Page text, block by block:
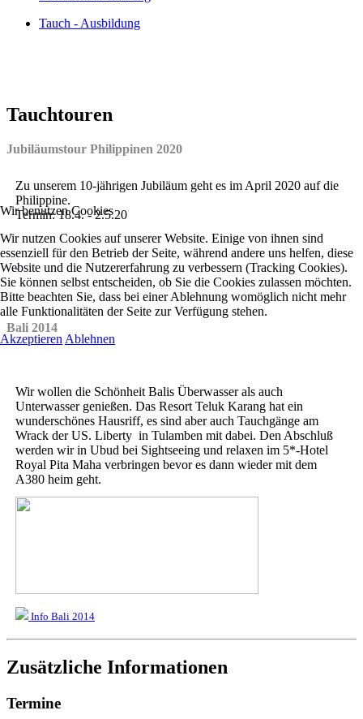
Tauch - Ausbildung
Tauchtouren
Jubiläumstour Philippinen 2020
Zu unserem 10-jährigen Jubiläum geht es im April 2020 auf die
Philippine.
Termin: 18.4. - 2.5.20
Bali 2014
Wir wollen die Schönheit Balis Überwasser als auch
Unterwasser genießen. Das Resort Teluk Karang hat ein
wunderschönes Hausriff, es sind aber auch Tauchgänge am
Wrack der US. Liberty in Tulamben mit dabei. Den Abschluß
werden wir in Ubud bei Sightseeing und relaxen im 5*-Hotel
Royal Pita Maha verbringen bevor es dann wieder mit dem
A380 heim geht.
Info Bali 2014
Zusätzliche Informationen
Termine
Wir benutzen Cookies
Wir nutzen Cookies auf unserer Website. Einige von ihnen sind
essenziell für den Betrieb der Seite, während andere uns helfen, diese
Website und die Nutzererfahrung zu verbessern (Tracking Cookies).
Sie können selbst entscheiden, ob Sie die Cookies zulassen möchten.
Bitte beachten Sie, dass bei einer Ablehnung womöglich nicht mehr
alle Funktionalitäten der Seite zur Verfügung stehen.
Akzeptieren Ablehnen